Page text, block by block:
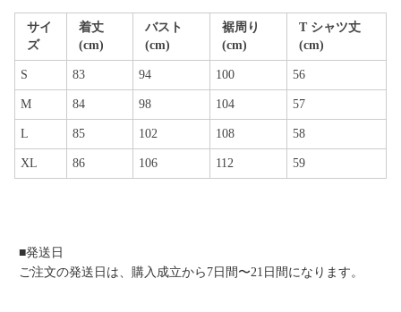
サイ
ズ
着丈
(cm)
バスト
(cm)
裾周り
(cm)
T シャツ丈
(cm)
S 83 94 100 56
M 84 98 104 57
L 85 102 108 58
XL 86 106 112 59
■発送日
ご注文の発送日は、購入成立から7日間〜21日間になります。